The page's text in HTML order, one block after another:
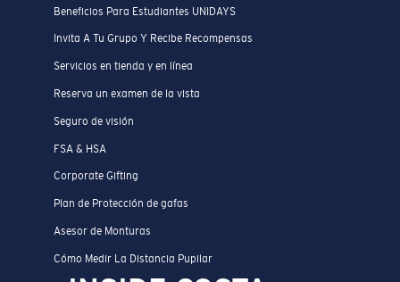
Beneficios Para Estudiantes UNIDAYS
Invita A Tu Grupo Y Recibe Recompensas
Servicios en tienda y en línea
Reserva un examen de la vista
Seguro de visión
FSA & HSA
Corporate Gifting
Plan de Protección de gafas
Asesor de Monturas
Cómo Medir La Distancia Pupilar